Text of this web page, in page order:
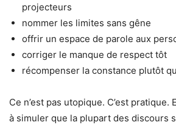
projecteurs
nommer les limites sans gêne
offrir un espace de parole aux
corriger le manque de respect tôt
récompenser la constance plutôt
Ce n’est pas utopique. C’est pratique.
à simuler que la plupart des discours